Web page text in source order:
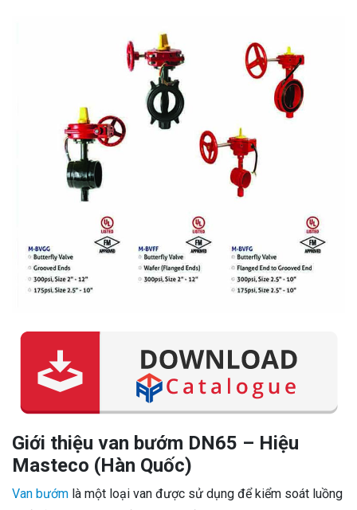
Giới thiệu van bướm DN65 – Hiệu
Masteco (Hàn Quốc)
Van bướm là một loại van được sử dụng để kiểm soát luồng